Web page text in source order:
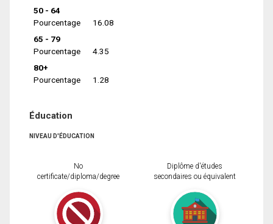
50 - 64
Pourcentage
16.08
65 - 79
Pourcentage
4.35
80+
Pourcentage
1.28
Éducation
NIVEAU D'ÉDUCATION
No
certificate/diploma/degree
Diplôme d'études
secondaires ou équivalent